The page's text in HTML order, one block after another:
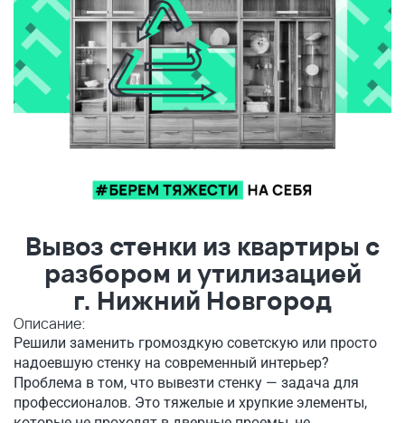
Вывоз стенки из квартиры с
разбором и утилизацией
г. Нижний Новгород
Описание:
Решили заменить громоздкую советскую или просто
надоевшую стенку на современный интерьер?
Проблема в том, что вывезти стенку — задача для
профессионалов. Это тяжелые и хрупкие элементы,